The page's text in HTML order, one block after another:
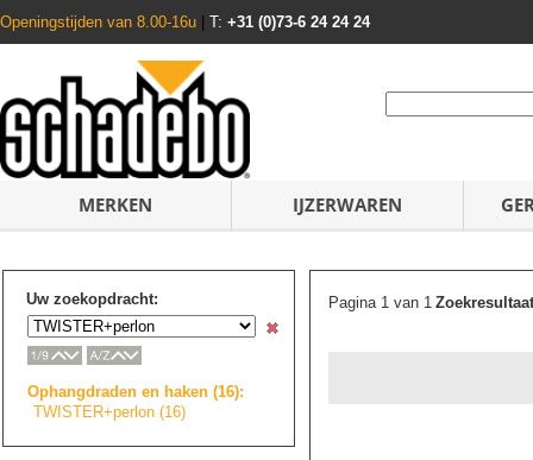
Openingstijden van 8.00-16u T: +31 (0)73-6 24 24 24
MERKEN IJZERWAREN
Uw zoekopdracht:
Ophangdraden en haken (16):
TWISTER+perlon (16)
Pagina 1 van 1Zoekresultaat